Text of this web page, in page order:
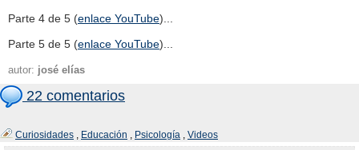
Parte 4 de 5 (enlace YouTube)...
Parte 5 de 5 (enlace YouTube)...
autor: josé elías
22 comentarios
Curiosidades , Educación , Psicología , Videos